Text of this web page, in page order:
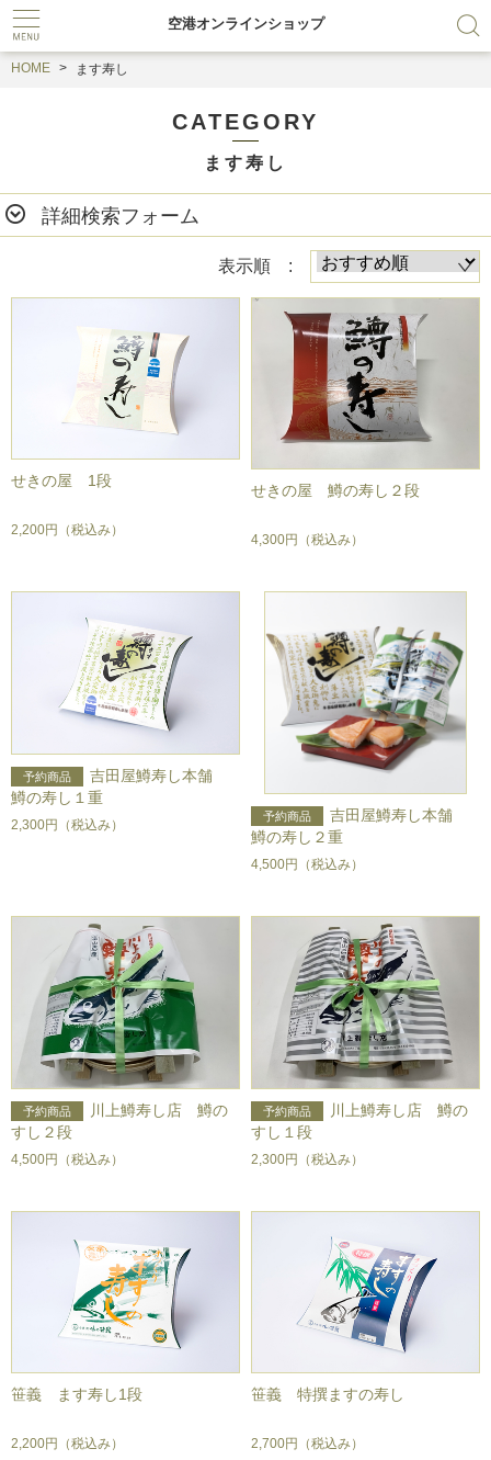
空港オンラインショップ
HOME ます寿し
CATEGORY
ます寿し
詳細検索フォーム
表示順 :
せきの屋 1段
2,200円 （税込み）
せきの屋 鱒の寿し２段
4,300円 （税込み）
吉田屋鱒寿し本舗
鱒の寿し１重
2,300円 （税込み）
吉田屋鱒寿し本舗
鱒の寿し２重
4,500円 （税込み）
川上鱒寿し店 鱒の
すし２段
4,500円 （税込み）
川上鱒寿し店 鱒の
すし１段
2,300円 （税込み）
笹義 ます寿し1段
2,200円 （税込み）
笹義 特撰ますの寿し
2,700円 （税込み）